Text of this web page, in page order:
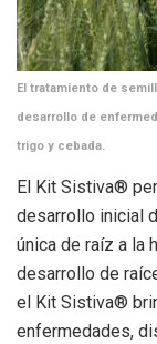
El tratamiento de
desarrollo de
trigo y cebada.
El Kit Sistiva®
desarrollo inicial
única de raíz a la
desarrollo de
el Kit Sistiva®
enfermedades,